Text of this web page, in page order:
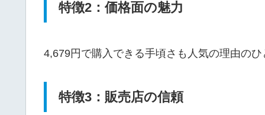
特徴2：価格面の魅力
4,679円で購入できる手頃さも人気の理由のひ
特徴3：販売店の信頼